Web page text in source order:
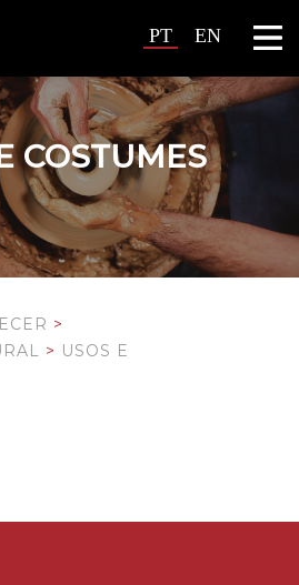
PT EN
COSTUMES
>
> USOS E